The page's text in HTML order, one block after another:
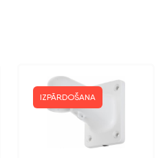
IZPĀRDOŠANA